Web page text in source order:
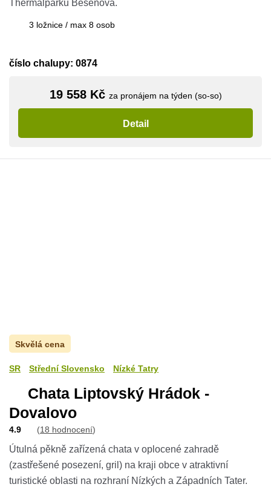
Thermalparku Bešeňová.
3 ložnice / max 8 osob
číslo chalupy: 0874
19 558 Kč za pronájem na týden (so-so)
Detail
Skvělá cena
SR Střední Slovensko Nízké Tatry
Chata Liptovský Hrádok -
Dovalovo
4.9 (18 hodnocení)
Útulná pěkně zařízená chata v oplocené zahradě
(zastřešené posezení, gril) na kraji obce v atraktivní
turistické oblasti na rozhraní Nízkých a Západních Tater.